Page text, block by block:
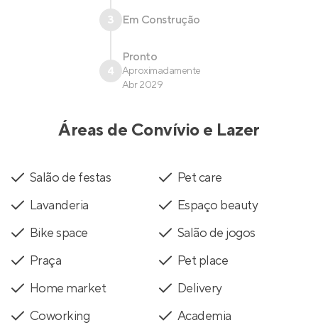
3 Em Construção
4
Pronto
Aproximadamente
Abr 2029
Áreas de Convívio e Lazer
Salão de festas
Pet care
Lavanderia
Espaço beauty
Bike space
Salão de jogos
Praça
Pet place
Home market
Delivery
Coworking
Academia